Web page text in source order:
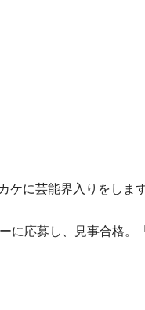
に芸能界入りをします
応募し、見事合格。